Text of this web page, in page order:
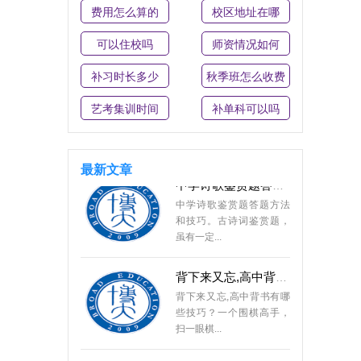
费用怎么算的 校区地址在哪
可以住校吗 师资情况如何
补习时长多少 秋季班怎么收费
艺考集训时间 补单科可以吗
最新文章
提高成绩？有人说，考前
紧张啊，...
高中化学方程式如何记忆
背诵。 高中化学方程式种
中学诗歌鉴赏题答题方法
和技巧。古诗词鉴赏题，
虽有一定...
背下来又忘,高中背书有哪
背下来又忘,高中背书有哪
些技巧？一个围棋高手，
扫一眼棋...
经常熬夜的高中学生应该